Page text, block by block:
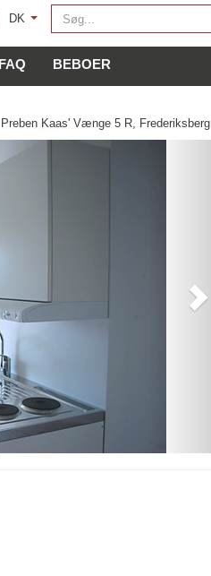
DK
Søg
FAQ BEBOER
Preben Kaas' Vænge 5 R, Frederiksberg